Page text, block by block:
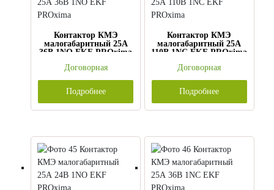
Контактор КМЭ
малогабаритный 25А
36В 1NO EKF PROxima
Договорная
Подробнее
Контактор КМЭ
малогабаритный 25А
110В 1NC EKF PROxima
Договорная
Подробнее